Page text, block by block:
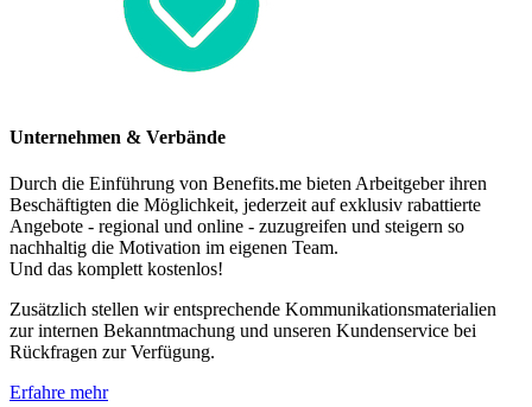
Unternehmen & Verbände
Durch die Einführung von Benefits.me bieten Arbeitgeber ihren
Beschäftigten die Möglichkeit, jederzeit auf exklusiv rabattierte
Angebote - regional und online - zuzugreifen und steigern so
nachhaltig die Motivation im eigenen Team.
Und das komplett kostenlos!
Zusätzlich stellen wir entsprechende Kommunikationsmaterialien
zur internen Bekanntmachung und unseren Kundenservice bei
Rückfragen zur Verfügung.
Erfahre mehr